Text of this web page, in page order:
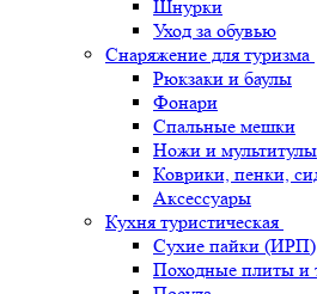
Шнурки
Уход за обувью
Снаряжение для туризма
Рюкзаки и баулы
Фонари
Спальные мешки
Ножи и мультитулы
Коврики, пенки,
Аксессуары
Кухня туристическая
Сухие пайки (ИРП)
Походные плиты и